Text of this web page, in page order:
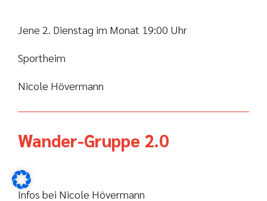
Jene 2. Dienstag im Monat 19:00 Uhr
Sportheim
Nicole Hövermann
Wander-Gruppe 2.0
Infos bei Nicole Hövermann